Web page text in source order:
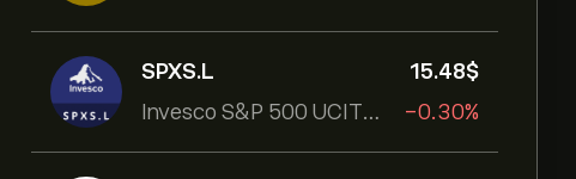
SPXS.L
Invesco S&P 500 UCITS ETF
15.48‎$‎
-0.30%